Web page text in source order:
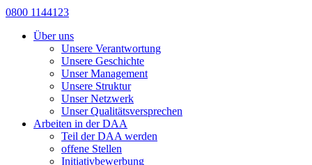
0800 1144123
Über uns
Unsere Verantwortung
Unsere Geschichte
Unser Management
Unsere Struktur
Unser Netzwerk
Unser Qualitätsversprechen
Arbeiten in der DAA
Teil der DAA werden
offene Stellen
Initiativbewerbung